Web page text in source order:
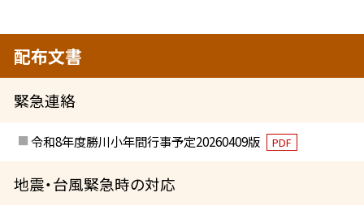
配布文書
緊急連絡
令和8年度勝川小年間行事予定20260409版 PDF
地震・台風緊急時の対応